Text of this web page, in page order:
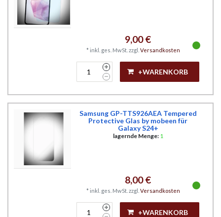
9,00 €
* inkl. ges. MwSt. zzgl. Versandkosten
+WARENKORB
Samsung GP-TTS926AEA Tempered
Protective Glas by mobeen für
Galaxy S24+
lagernde Menge: 1
8,00 €
* inkl. ges. MwSt. zzgl. Versandkosten
+WARENKORB